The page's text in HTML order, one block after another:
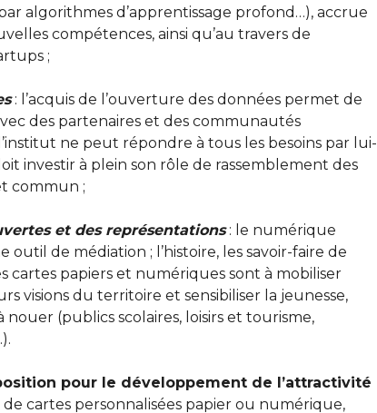
algorithmes d’apprentissage profond…), accrue
compétences, ainsi qu’au travers de
;
: l’acquis de l’ouverture des données permet de
des partenaires et des communautés
ne peut répondre à tous les besoins par lui-
investir à plein son rôle de rassemblement des
commun ;
et des représentations: le numérique
de médiation ; l’histoire, les savoir-faire de
cartes papiers et numériques sont à mobiliser
visions du territoire et sensibiliser la jeunesse,
(publics scolaires, loisirs et tourisme,
pour le développement de l’attractivité
cartes personnalisées papier ou numérique,